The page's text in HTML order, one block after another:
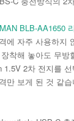
BLB-AA1650
에 자주 사용하지
착해 놓아도 무방
1.5V 2차 전지를
만 보게 된 것 같습